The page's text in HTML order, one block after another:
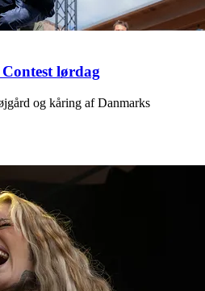
lørdag
og kåring af Danmarks